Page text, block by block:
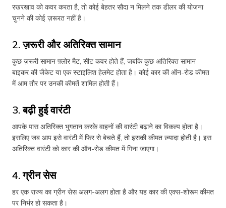
रखरखाव को कवर करता है, तो कोई बेहतर सौदा न मिलने तक डीलर की योजना
चुनने की कोई ज़रूरत नहीं है।
2. ज़रूरी और अतिरिक्त सामान
कुछ ज़रूरी सामान फ़्लोर मैट, सीट कवर होते हैं, जबकि कुछ अतिरिक्त सामान
बाइकर की जैकेट या एक स्टाइलिश हेलमेट होता है। कोई कार की ऑन-रोड कीमत
में आम तौर पर उनकी कीमतें शामिल होती हैं।
3. बढ़ी हुई वारंटी
आपके पास अतिरिक्त भुगतान करके वाहनों की वारंटी बढ़ाने का विकल्प होता है।
इसलिए जब आप इसे वारंटी में फिर से बेचते हैं, तो इसकी कीमत ज़्यादा होती है। इस
अतिरिक्त वारंटी को कार की ऑन-रोड कीमत में गिना जाएगा।
4. ग्रीन सेस
हर एक राज्य का ग्रीन सेस अलग-अलग होता है और यह कार की एक्स-शोरूम कीमत
पर निर्भर हो सकता है।